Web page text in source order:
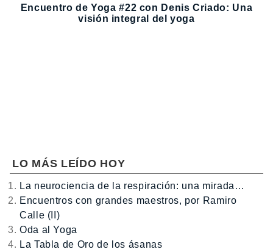
Encuentro de Yoga #22 con Denis Criado: Una
visión integral del yoga
LO MÁS LEÍDO HOY
La neurociencia de la respiración: una mirada…
Encuentros con grandes maestros, por Ramiro
Calle (II)
Oda al Yoga
La Tabla de Oro de los ásanas